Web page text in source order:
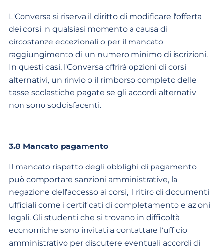
L'Conversa si riserva il diritto di modificare l'offerta
dei corsi in qualsiasi momento a causa di
circostanze eccezionali o per il mancato
raggiungimento di un numero minimo di iscrizioni.
In questi casi, l'Conversa offrirà opzioni di corsi
alternativi, un rinvio o il rimborso completo delle
tasse scolastiche pagate se gli accordi alternativi
non sono soddisfacenti.
3.8 Mancato pagamento
Il mancato rispetto degli obblighi di pagamento
può comportare sanzioni amministrative, la
negazione dell'accesso ai corsi, il ritiro di documenti
ufficiali come i certificati di completamento e azioni
legali. Gli studenti che si trovano in difficoltà
economiche sono invitati a contattare l'ufficio
amministrativo per discutere eventuali accordi di